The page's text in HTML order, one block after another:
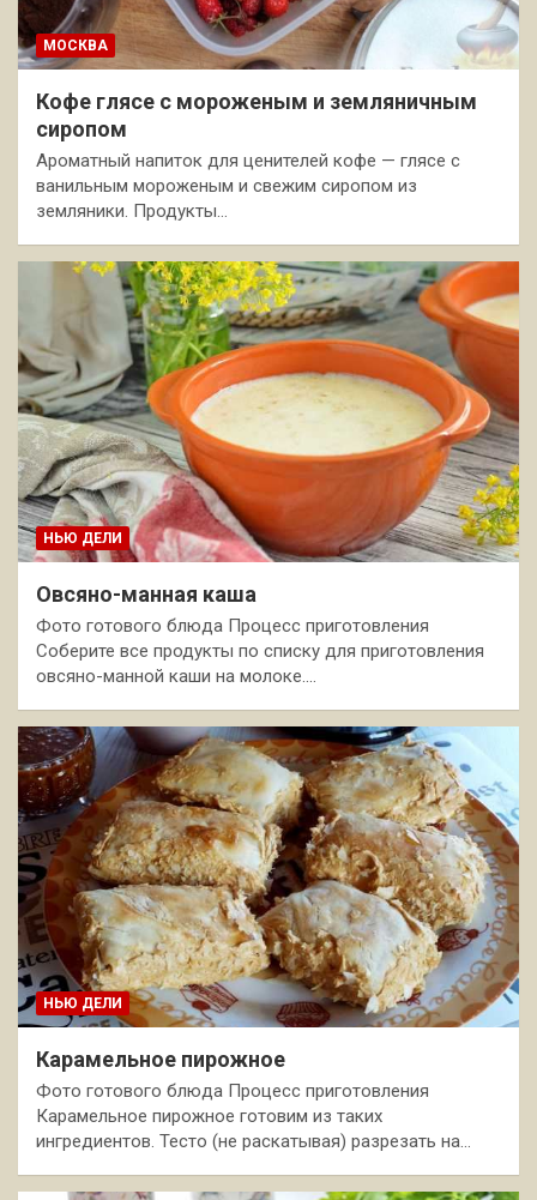
МОСКВА
Кофе глясе с мороженым и земляничным
сиропом
Ароматный напиток для ценителей кофе — глясе с
ванильным мороженым и свежим сиропом из
земляники. Продукты…
НЬЮ ДЕЛИ
Овсяно-манная каша
Фото готового блюда Процесс приготовления
Соберите все продукты по списку для приготовления
овсяно-манной каши на молоке.…
НЬЮ ДЕЛИ
Карамельное пирожное
Фото готового блюда Процесс приготовления
Карамельное пирожное готовим из таких
ингредиентов. Тесто (не раскатывая) разрезать на…